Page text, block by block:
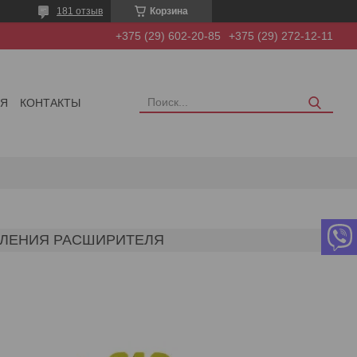
Корзина
181 отзыв
+375 (29) 602-20-85 +375 (29) 272-12-11
КОНТАКТЫ
РАСШИРИТЕЛЯ